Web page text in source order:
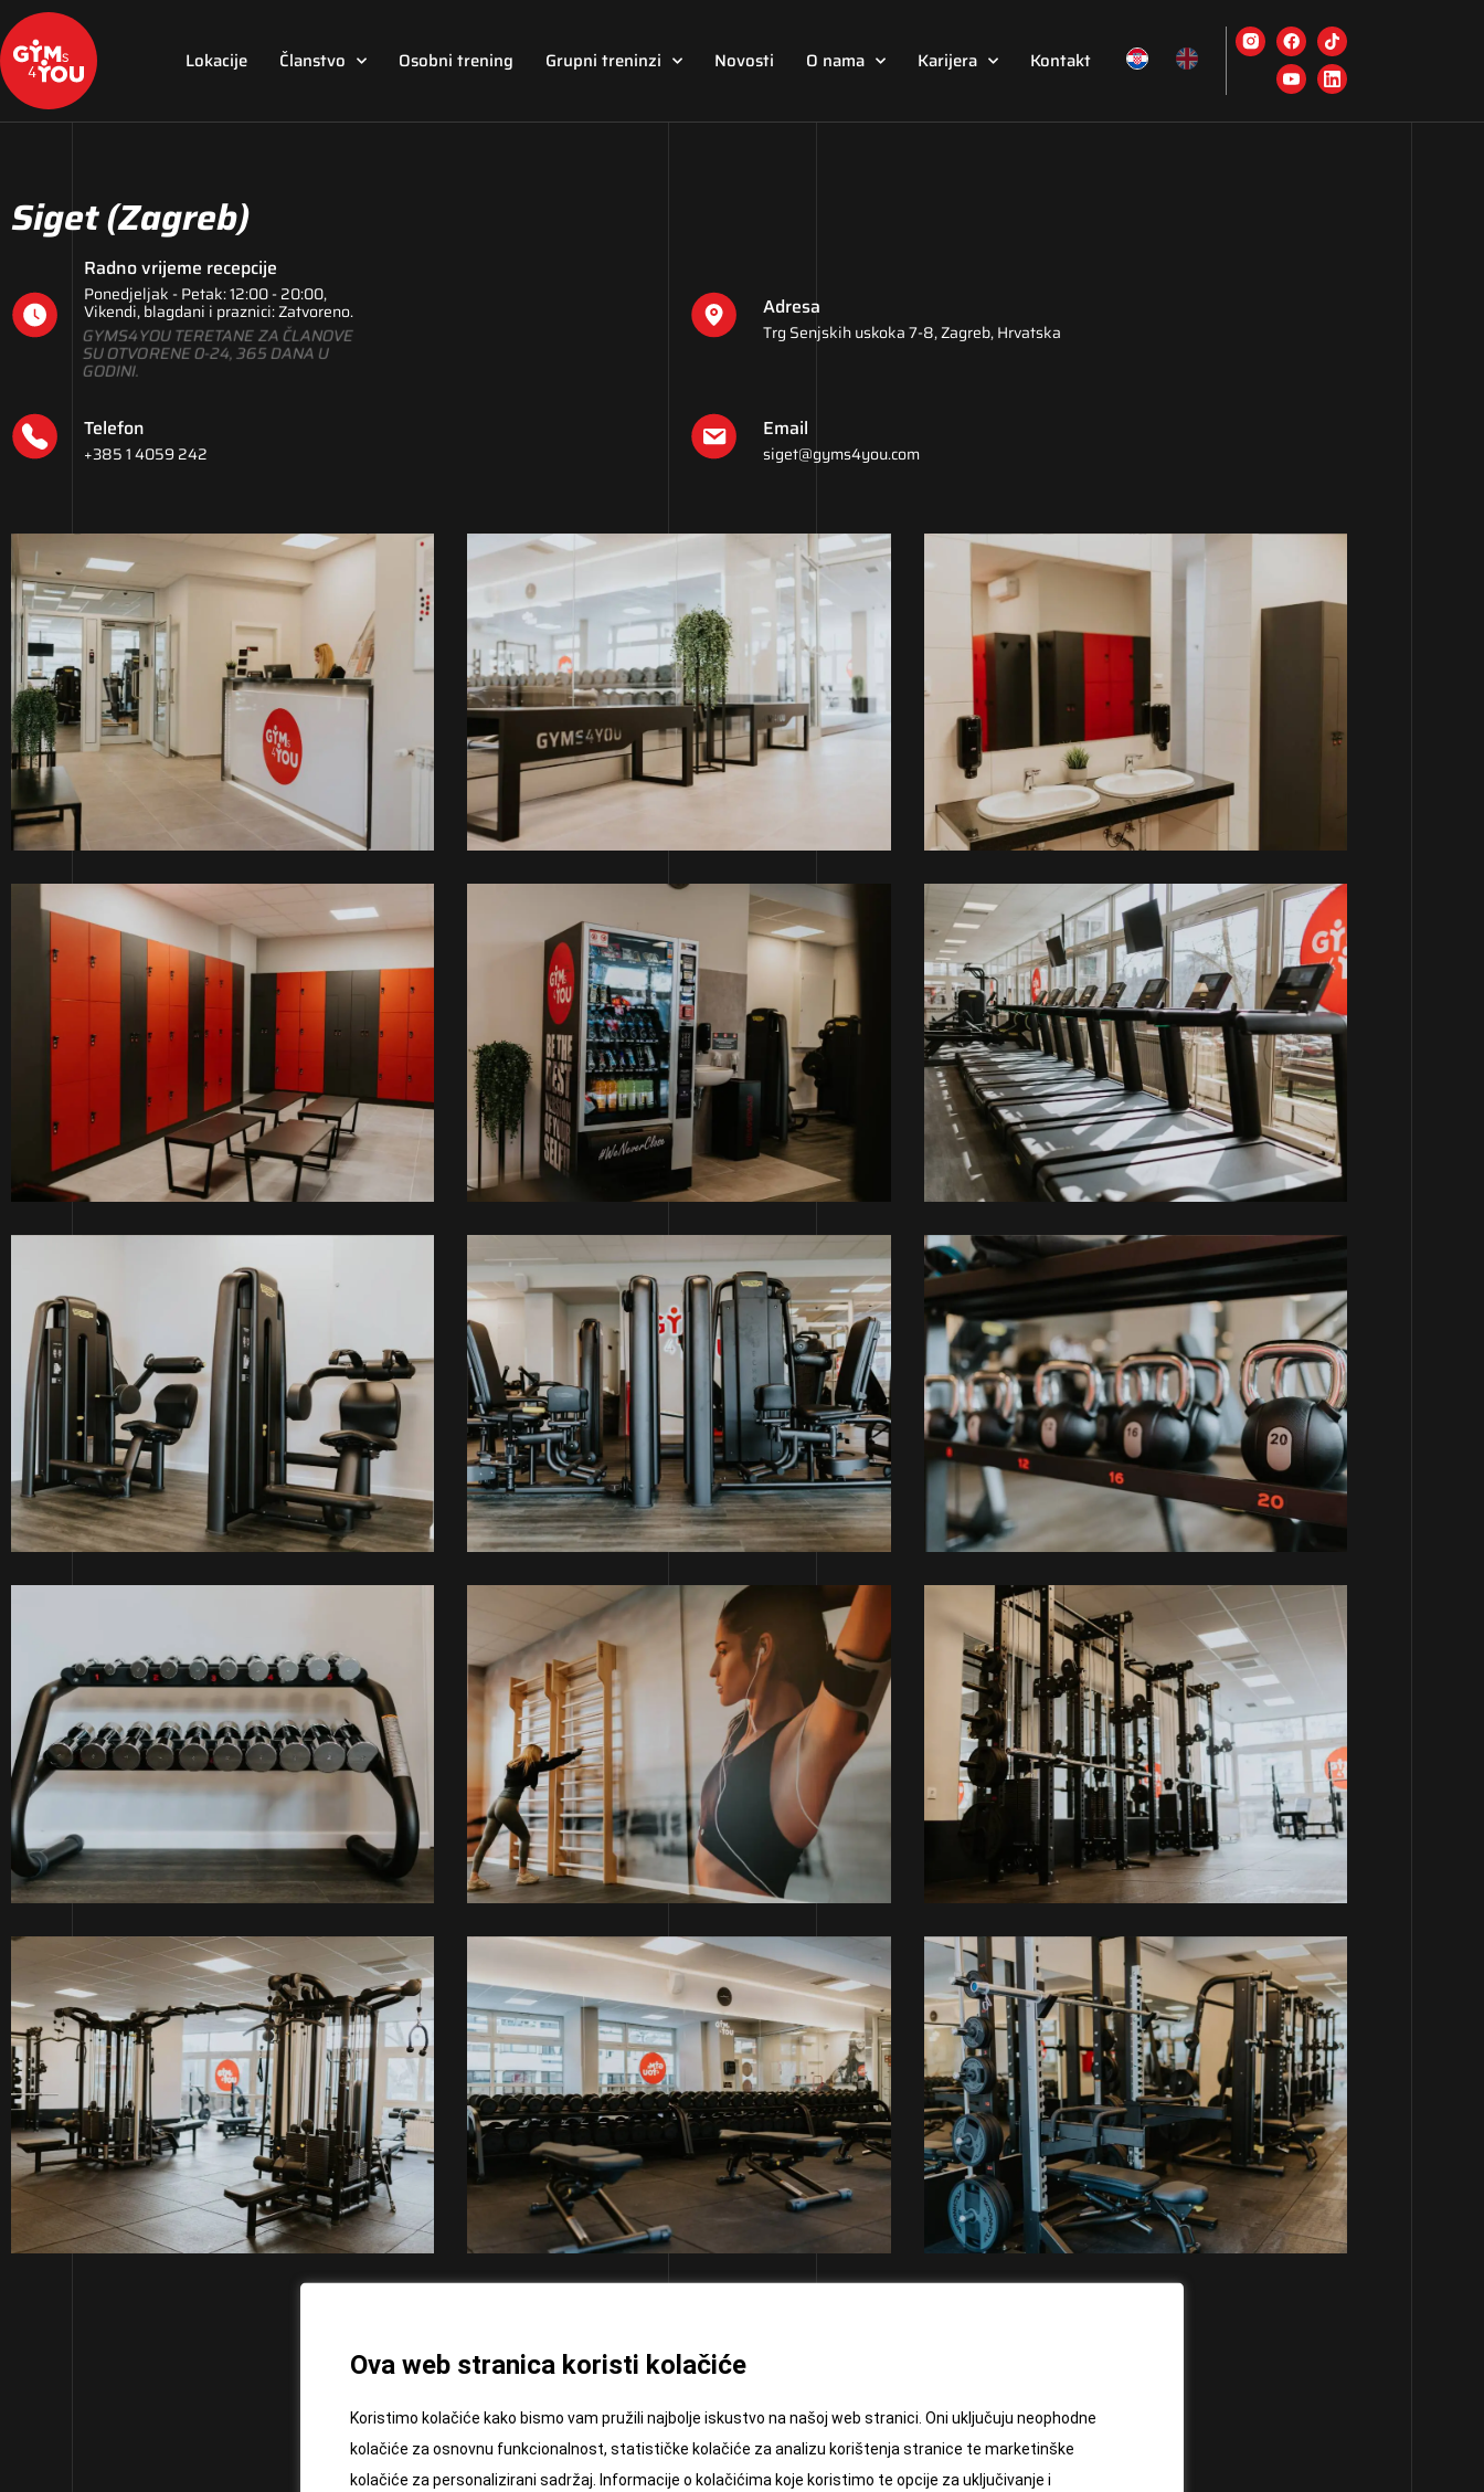
Lokacije Članstvo Osobni trening Grupni treninzi Novosti O nama Karijera Kontakt
Siget(Zagreb)
Radno vrijeme recepcije
Ponedjeljak - Petak: 12:00 - 20:00,
Vikendi, blagdani i praznici: Zatvoreno.
GYMS4YOU TERETANE ZA ČLANOVE
SU OTVORENE 0-24, 365 DANA U
GODINI.
Adresa
Trg Senjskih uskoka 7-8, Zagreb, Hrvatska
Telefon
+385 1 4059 242
Email
siget@gyms4you.com
Ova web stranica koristi kolačiće
Koristimo kolačiće kako bismo vam pružili najbolje iskustvo na našoj web stranici. Oni uključuju neophodne
kolačiće za osnovnu funkcionalnost, statističke kolačiće za analizu korištenja stranice te marketinške
kolačiće za personalizirani sadržaj. Informacije o kolačićima koje koristimo te opcije za uključivanje i